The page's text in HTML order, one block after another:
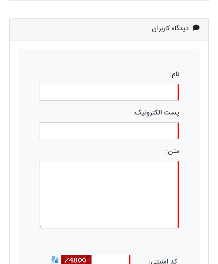
دیدگاه کاربران
نام:
پست الکترونیک:
متن: